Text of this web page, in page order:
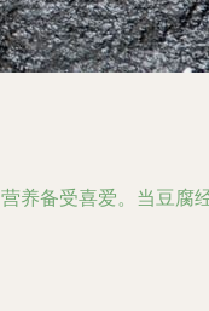
养备受喜爱。当豆腐